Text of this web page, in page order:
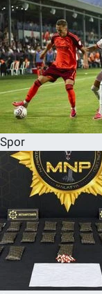
Spor